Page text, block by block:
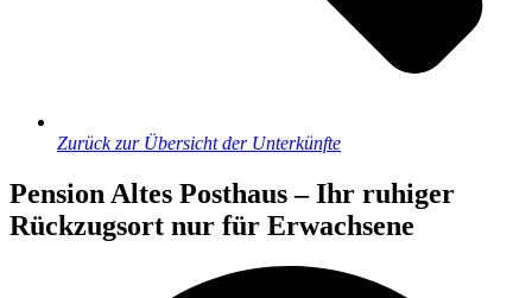
Zurück zur Übersicht der Unterkünfte
Pension Altes Posthaus – Ihr ruhiger
Rückzugsort nur für Erwachsene